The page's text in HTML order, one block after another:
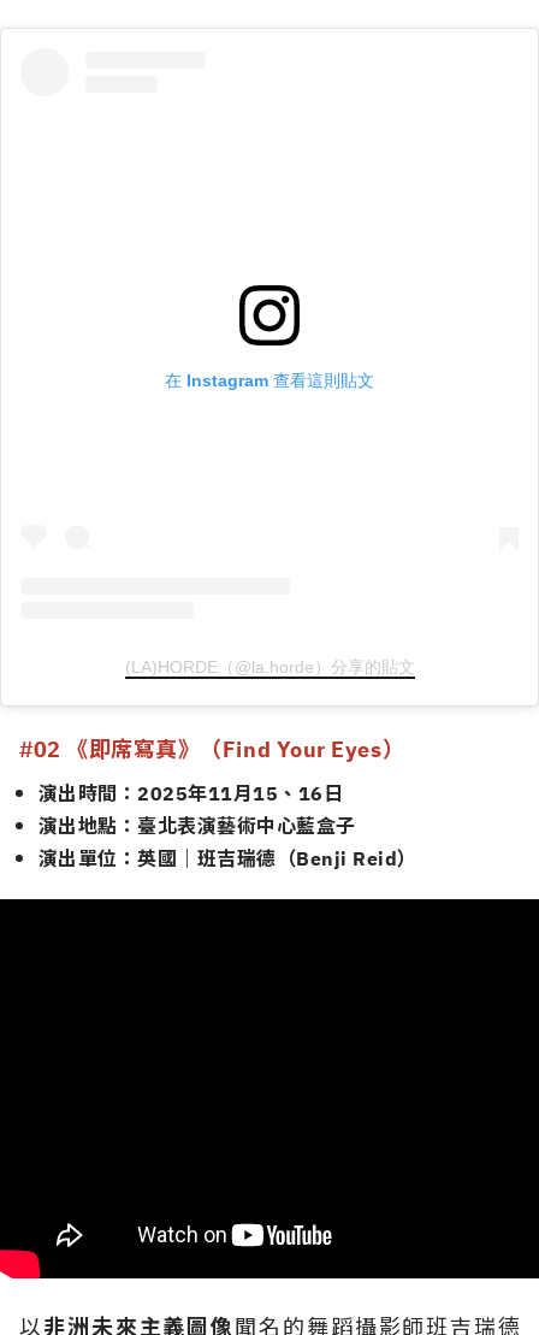
在 Instagram 查看這則貼文
(LA)HORDE（@la.horde）分享的貼文
#02 《即席寫真》（Find Your Eyes）
演出時間：2025年11月15、16日
演出地點：臺北表演藝術中心藍盒子
演出單位：英國｜班吉瑞德（Benji Reid）
以非洲未來主義圖像聞名的舞蹈攝影師班吉瑞德